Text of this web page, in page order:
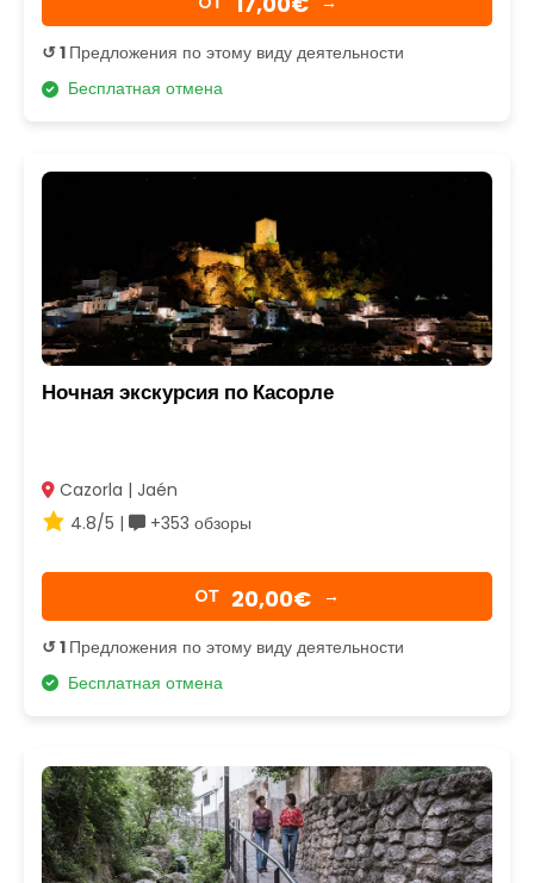
↺ 1 Предложения по этому виду деятельности
Бесплатная отмена
Ночная экскурсия по Касорле
Cazorla | Jaén
4.8/5 |
+353 обзоры
OТ 20,00€ →
↺ 1 Предложения по этому виду деятельности
Бесплатная отмена